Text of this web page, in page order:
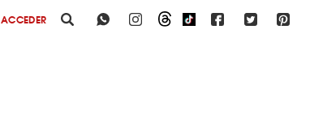
ACCEDER